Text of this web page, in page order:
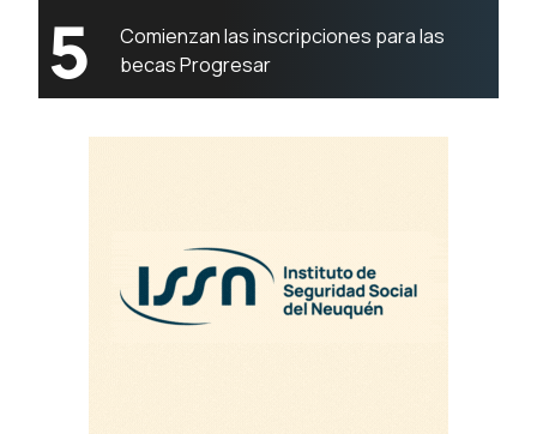
5
Comienzan las inscripciones para las
becas Progresar